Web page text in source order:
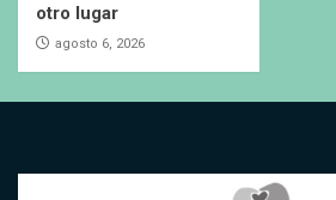
otro lugar
agosto 6, 2026